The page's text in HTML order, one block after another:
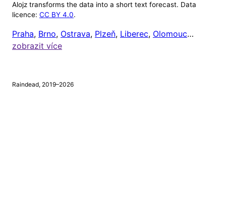
Alojz v tuto chvíli ignoruje počasí mimo 8:00 až
venku počasí, když jsou zrovna doma). Čas odeslání
upozornění si ale můžete nastavit níže.
Chci dostávat upozornění na
Alojz transforms the data into a short text forecast. Data
licence: CC BY 4.0.
Praha, Brno, Ostrava, Plzeň, Liberec, Olomouc…
zobrazit více
Raindead, 2019–2026